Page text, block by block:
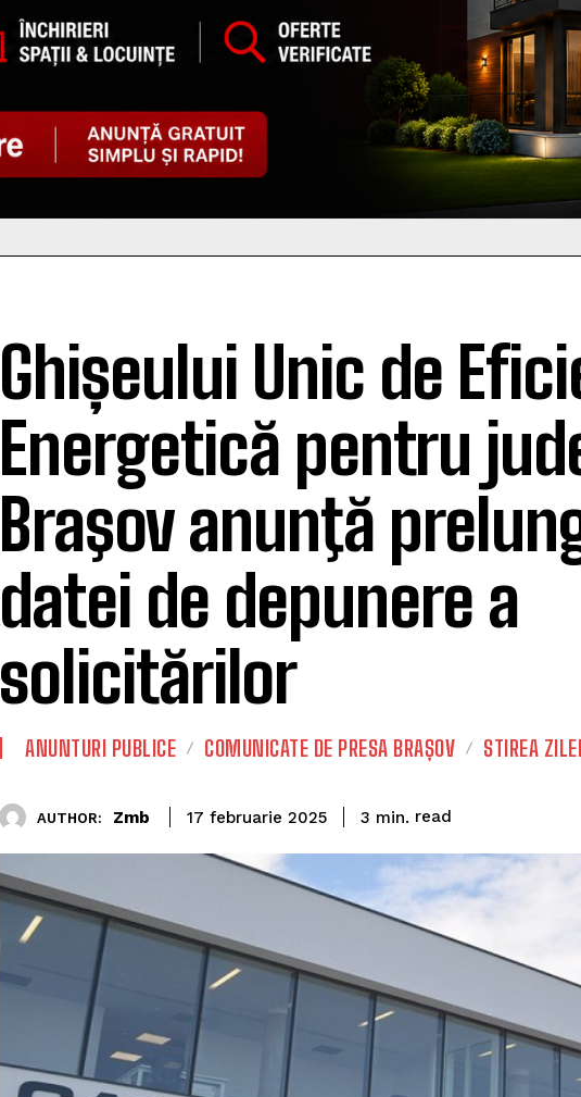
Ghișeului Unic de
Energetică pentru
Braşov anunţă
datei de depunere a
solicitărilor
ANUNTURI PUBLICE COMUNICATE DE PRESA BRAȘOV STIREA ZILEI
AUTHOR: Zmb 17 februarie 2025 3 min. read